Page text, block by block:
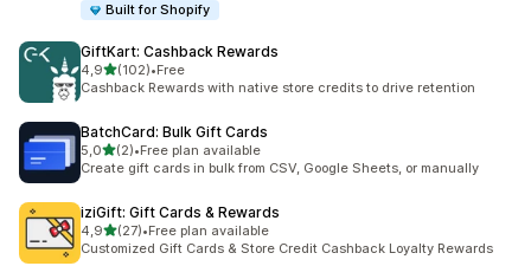
Built for Shopify
GiftKart: Cashback Rewards
4,9na 5 gwiazdek
(102)
Łączna liczba recenzji: 102
•Free
Cashback Rewards with native store credits to drive retention
BatchCard: Bulk Gift Cards
5,0na 5 gwiazdek
(2)
Łączna liczba recenzji: 2
•Free plan available
Create gift cards in bulk from CSV, Google Sheets, or manually
iziGift: Gift Cards & Rewards
4,9na 5 gwiazdek
(27)
Łączna liczba recenzji: 27
•Free plan available
Customized Gift Cards & Store Credit Cashback Loyalty Rewards